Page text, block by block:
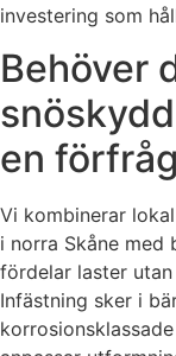
investering som
Behöver
en
Vi kombinerar
i norra Skåne med
fördelar laster
Infästning sker i